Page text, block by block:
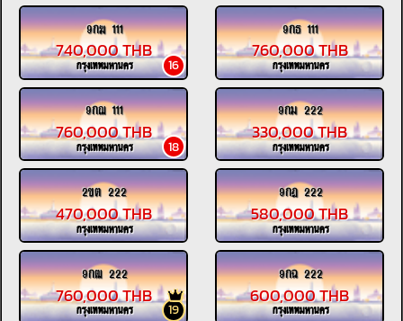
9กฆ 111
16
740,000 THB
กรุงเทพมหานคร
9กธ 111
760,000 THB
กรุงเทพมหานคร
9กฌ 111
18
760,000 THB
กรุงเทพมหานคร
9กม 222
330,000 THB
กรุงเทพมหานคร
2ขต 222
470,000 THB
กรุงเทพมหานคร
9กฎ 222
580,000 THB
กรุงเทพมหานคร
9กฒ 222
19
760,000 THB
กรุงเทพมหานคร
9กฉ 222
600,000 THB
กรุงเทพมหานคร